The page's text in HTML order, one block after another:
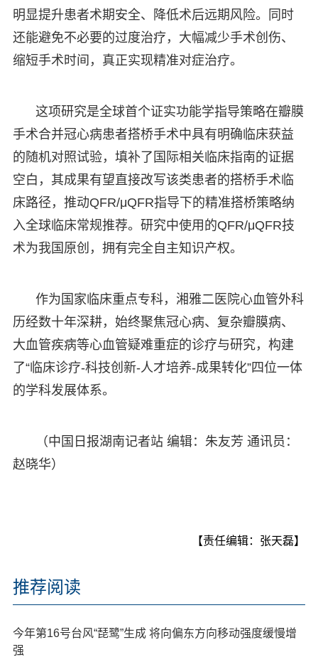
明显提升患者术期安全、降低术后远期风险。同时
还能避免不必要的过度治疗，大幅减少手术创伤、
缩短手术时间，真正实现精准对症治疗。
这项研究是全球首个证实功能学指导策略在瓣膜
手术合并冠心病患者搭桥手术中具有明确临床获益
的随机对照试验，填补了国际相关临床指南的证据
空白，其成果有望直接改写该类患者的搭桥手术临
床路径，推动QFR/μQFR指导下的精准搭桥策略纳
入全球临床常规推荐。研究中使用的QFR/μQFR技
术为我国原创，拥有完全自主知识产权。
作为国家临床重点专科，湘雅二医院心血管外科
历经数十年深耕，始终聚焦冠心病、复杂瓣膜病、
大血管疾病等心血管疑难重症的诊疗与研究，构建
了“临床诊疗-科技创新-人才培养-成果转化”四位一体
的学科发展体系。
（中国日报湖南记者站 编辑：朱友芳 通讯员：
赵晓华）
【责任编辑：张天磊】
推荐阅读
今年第16号台风“琵鹭”生成 将向偏东方向移动强度缓慢增
强